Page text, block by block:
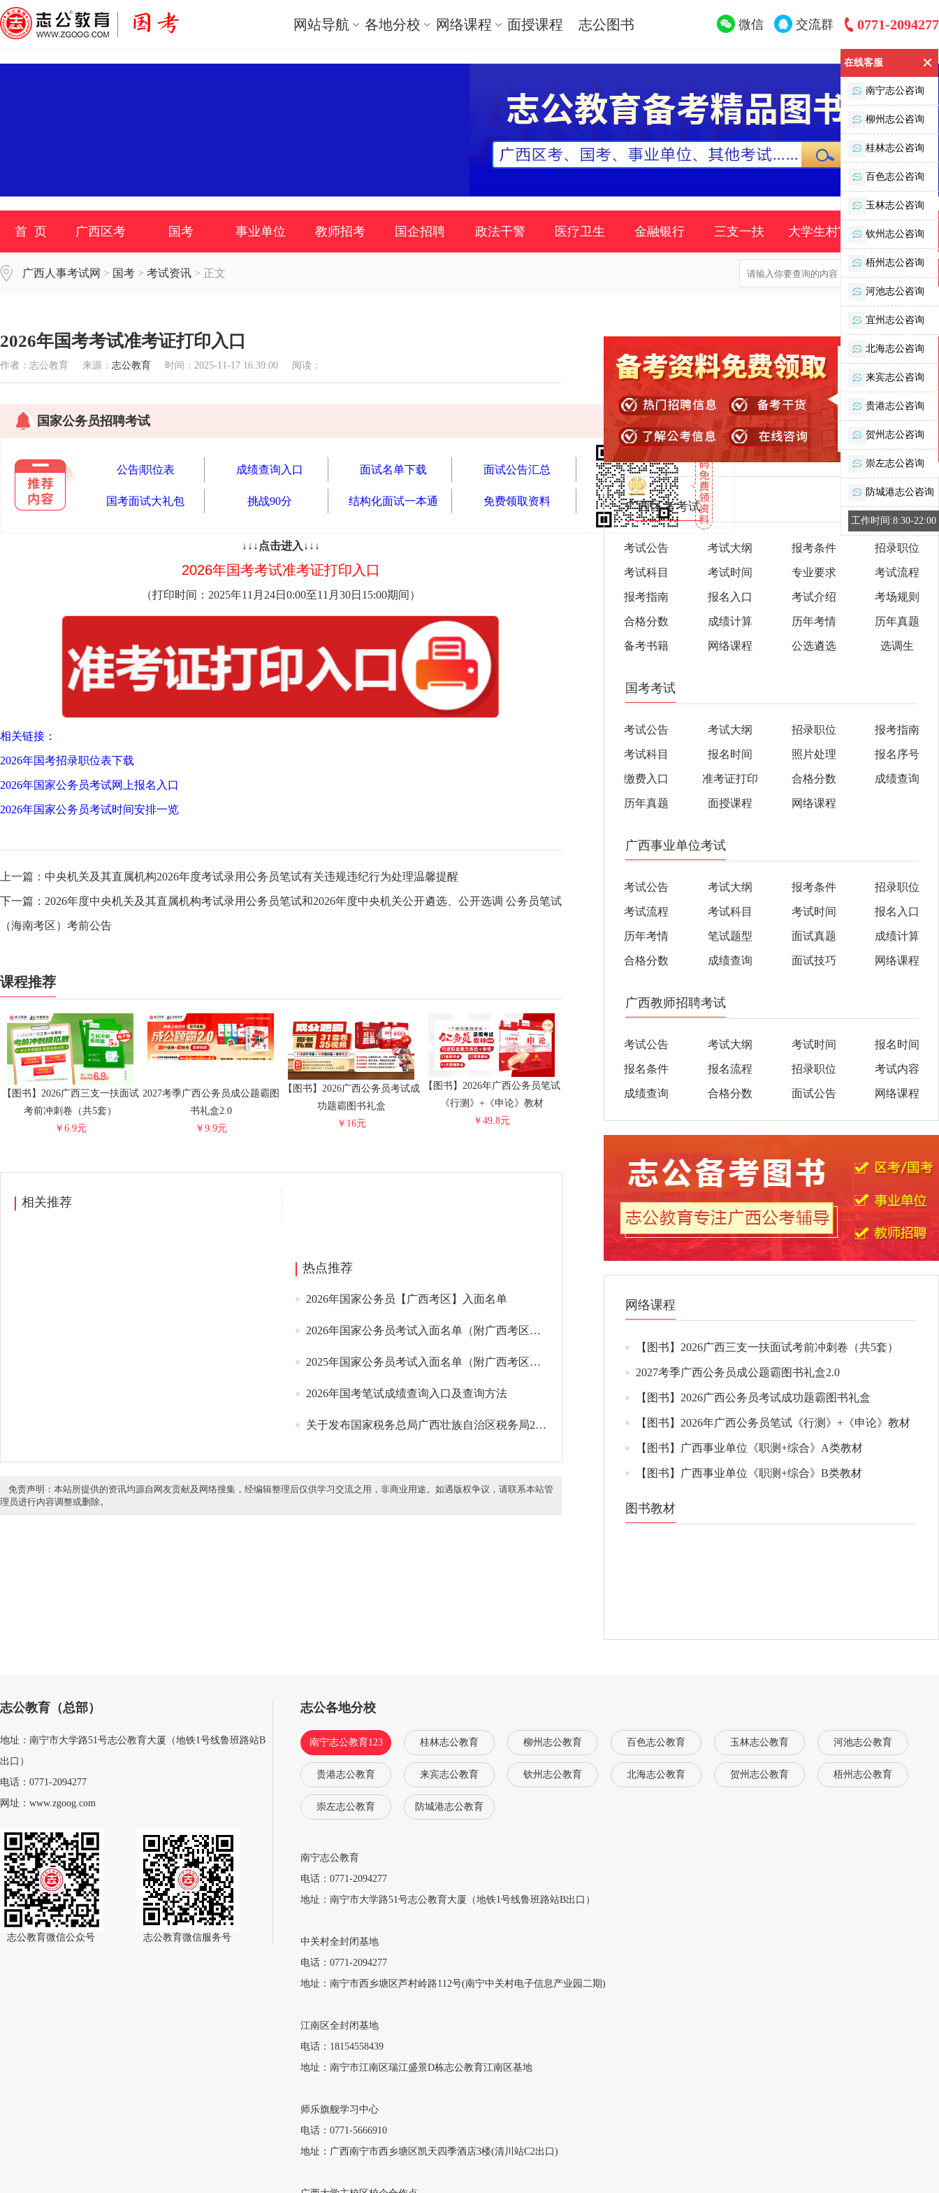
网站导航 各地分校 网络课程 面授课程 志公图书 微信 交流群 0771-2094277
首 页 广西区考 国考 事业单位 教师招考 国企招聘 政法干警 医疗卫生 金融银行 三支一扶 大学生村官 时事政策
广西人事考试网 > 国考 > 考试资讯 > 正文
2026年国考考试准考证打印入口
作者：志公教育 来源： 志公教育 时间：2025-11-17 16:39:00 阅读：
国家公务员招聘考试
公告|职位表 成绩查询入口 面试名单下载 面试公告汇总
国考面试大礼包 挑战90分 结构化面试一本通 免费领取资料
↓↓↓点击进入↓↓↓
2026年国考考试准考证打印入口
（打印时间：2025年11月24日0:00至11月30日15:00期间 ）
相关链接：
2026年国考招录职位表下载
2026年国家公务员考试网上报名入口
2026年国家公务员考试时间安排一览
上一篇： 中央机关及其直属机构2026年度考试录用公务员笔试有关违规违纪行为处理温馨提醒
下一篇： 2026年度中央机关及其直属机构考试录用公务员笔试和2026年度中央机关公开遴选、公开选调 公务员笔试
（海南考区）考前公告
课程推荐
【图书】2026广西三支一扶面试
考前冲刺卷（共5套）
￥6.9元
2027考季广西公务员成公题霸图
书礼盒2.0
￥9.9元
【图书】2026广西公务员考试成
功题霸图书礼盒
￥16元
【图书】2026年广西公务员笔试
《行测》+《申论》教材
￥49.8元
相关推荐
热点推荐
2026年国家公务员【广西考区】入面名单
2026年国家公务员考试入面名单（附广西考区入面名单）
2025年国家公务员考试入面名单（附广西考区入面名单）
2026年国考笔试成绩查询入口及查询方法
关于发布国家税务总局广西壮族自治区税务局2026年度考试录用公务员2026年3月19日面试入围体检人员名单的公告
免责声明：本站所提供的资讯均源自网友贡献及网络搜集，经编辑整理后仅供学习交流之用，非商业用途。如遇版权争议，请联系本站管
理员进行内容调整或删除。
广西区考考试
考试公告 考试大纲 报考条件 招录职位
考试科目 考试时间 专业要求 考试流程
报考指南 报名入口 考试介绍 考场规则
合格分数 成绩计算 历年考情 历年真题
备考书籍 网络课程 公选遴选 选调生
国考考试
考试公告 考试大纲 招录职位 报考指南
考试科目 报名时间 照片处理 报名序号
缴费入口 准考证打印 合格分数 成绩查询
历年真题 面授课程 网络课程
广西事业单位考试
考试公告 考试大纲 报考条件 招录职位
考试流程 考试科目 考试时间 报名入口
历年考情 笔试题型 面试真题 成绩计算
合格分数 成绩查询 面试技巧 网络课程
广西教师招聘考试
考试公告 考试大纲 考试时间 报名时间
报名条件 报名流程 招录职位 考试内容
成绩查询 合格分数 面试公告 网络课程
网络课程
【图书】2026广西三支一扶面试考前冲刺卷（共5套）
2027考季广西公务员成公题霸图书礼盒2.0
【图书】2026广西公务员考试成功题霸图书礼盒
【图书】2026年广西公务员笔试《行测》+《申论》教材
【图书】广西事业单位《职测+综合》A类教材
【图书】广西事业单位《职测+综合》B类教材
图书教材
志公教育（总部）
地址：南宁市大学路51号志公教育大厦（地铁1号线鲁班路站B
出口）
电话：0771-2094277
网址：www.zgoog.com
志公教育微信公众号 志公教育微信服务号
志公各地分校
南宁志公教育123 桂林志公教育 柳州志公教育 百色志公教育 玉林志公教育 河池志公教育
贵港志公教育 来宾志公教育 钦州志公教育 北海志公教育 贺州志公教育 梧州志公教育
崇左志公教育 防城港志公教育
南宁志公教育
电话：0771-2094277
地址：南宁市大学路51号志公教育大厦（地铁1号线鲁班路站B出口）
中关村全封闭基地
电话：0771-2094277
地址：南宁市西乡塘区芦村岭路112号(南宁中关村电子信息产业园二期)
江南区全封闭基地
电话：18154558439
地址：南宁市江南区瑞江盛景D栋志公教育江南区基地
师乐旗舰学习中心
电话：0771-5666910
地址：广西南宁市西乡塘区凯天四季酒店3楼(清川站C2出口)
在线客服
南宁志公咨询
柳州志公咨询
桂林志公咨询
百色志公咨询
玉林志公咨询
钦州志公咨询
梧州志公咨询
河池志公咨询
宜州志公咨询
北海志公咨询
来宾志公咨询
贵港志公咨询
贺州志公咨询
崇左志公咨询
防城港志公咨询
工作时间:8:30-22:00